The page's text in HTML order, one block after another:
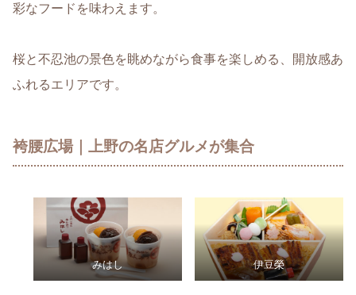
彩なフードを味わえます。
桜と不忍池の景色を眺めながら食事を楽しめる、開放感あ
ふれるエリアです。
袴腰広場｜上野の名店グルメが集合
みはし 伊豆榮